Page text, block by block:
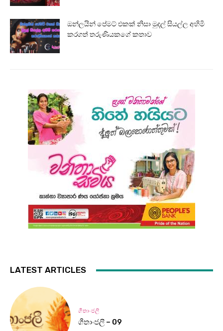
ඔන්ලයින් පේමට් එකක් නිසා මුදල් සියල්ල අහිමි
කරගත් තරුණියකගේ කතාව
LATEST ARTICLES
ගීතාංජලී
ගීතාංජලී – 09